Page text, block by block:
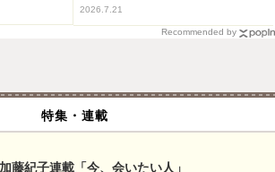
2026.7.21
Recommended by
特集・連載
藤紀子連載「今、会いたい人」